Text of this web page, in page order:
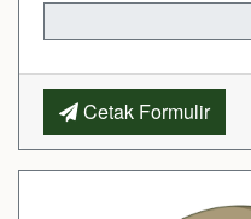
Cetak Formulir